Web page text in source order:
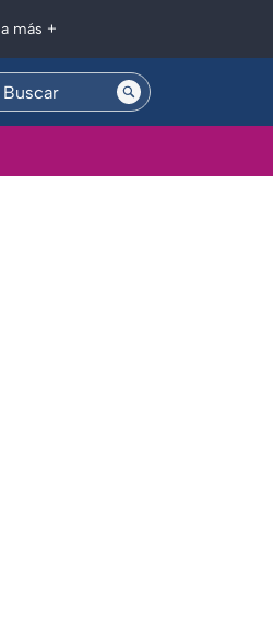
a más +